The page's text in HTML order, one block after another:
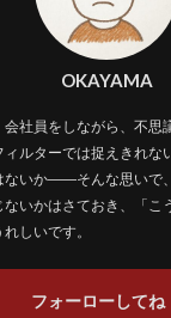
OKAYAMA
社員をしながら、不思
ルターでは捉えきれな
ないか――そんな思いで
いかはさておき、「こ
しいです。
フォーローしてね